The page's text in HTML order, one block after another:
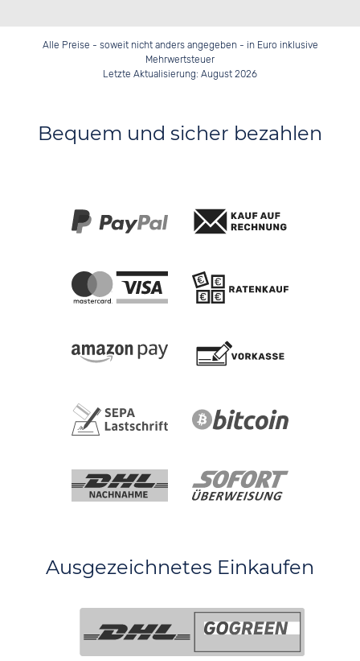
Alle Preise - soweit nicht anders angegeben - in Euro inklusive
Mehrwertsteuer
Letzte Aktualisierung: August 2026
Bequem und sicher bezahlen
Ausgezeichnetes Einkaufen